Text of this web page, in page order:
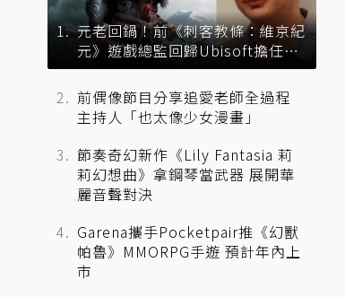
元老回鍋！前《刺客教條：維京紀
元》遊戲總監回歸Ubisoft擔任品
牌總監
前偶像節目分享追愛老師全過程
主持人「也太像少女漫畫」
節奏奇幻新作《Lily Fantasia 莉
莉幻想曲》拿鋼琴當武器 展開華
麗音聲對決
Garena攜手Pocketpair推《幻獸
帕魯》MMORPG手遊 預計年內上
市